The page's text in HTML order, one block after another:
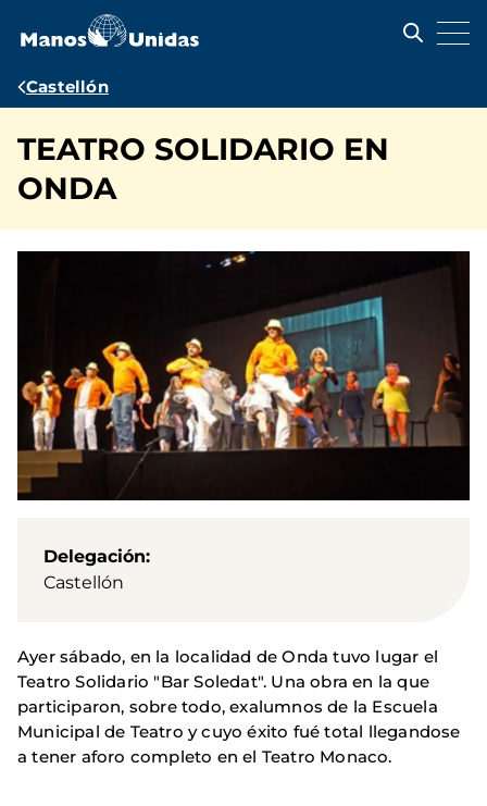
contenido
Ruta
navegación
Castellón
TEATRO SOLIDARIO EN
ONDA
Delegación
Castellón
Ayer sábado, en la localidad de Onda tuvo lugar el
Teatro Solidario "Bar Soledat". Una obra en la que
participaron, sobre todo, exalumnos de la Escuela
Municipal de Teatro y cuyo éxito fué total llegandose
a tener aforo completo en el Teatro Monaco.